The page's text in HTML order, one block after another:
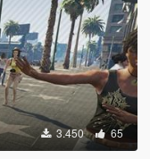
3.450 65